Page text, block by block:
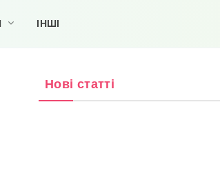
ІНШІ
Нові статті